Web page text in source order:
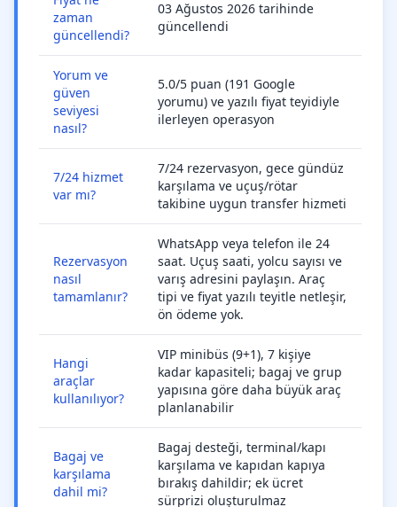
zaman
güncellendi?
03 Ağustos 2026 tarihinde
güncellendi
Yorum ve
güven
seviyesi
nasıl?
5.0/5 puan (191 Google
yorumu) ve yazılı fiyat teyidiyle
ilerleyen operasyon
7/24 hizmet
var mı?
7/24 rezervasyon, gece gündüz
karşılama ve uçuş/rötar
takibine uygun transfer hizmeti
Rezervasyon
nasıl
tamamlanır?
WhatsApp veya telefon ile 24
saat. Uçuş saati, yolcu sayısı ve
varış adresini paylaşın. Araç
tipi ve fiyat yazılı teyitle netleşir,
ön ödeme yok.
Hangi
araçlar
kullanılıyor?
VIP minibüs (9+1), 7 kişiye
kadar kapasiteli; bagaj ve grup
yapısına göre daha büyük araç
planlanabilir
Bagaj ve
karşılama
dahil mi?
Bagaj desteği, terminal/kapı
karşılama ve kapıdan kapıya
bırakış dahildir; ek ücret
sürprizi oluşturulmaz